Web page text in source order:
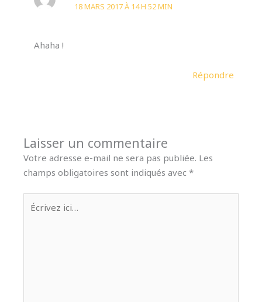
18 MARS 2017 À 14 H 52 MIN
Ahaha !
Répondre
Laisser un commentaire
Votre adresse e-mail ne sera pas publiée. Les
champs obligatoires sont indiqués avec*
ici…